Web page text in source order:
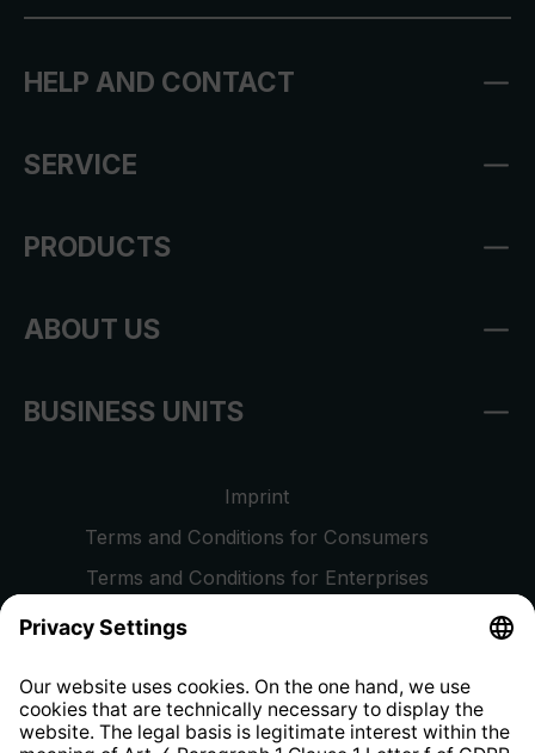
HELP AND CONTACT
SERVICE
PRODUCTS
ABOUT US
BUSINESS UNITS
Imprint
Terms and Conditions for Consumers
Terms and Conditions for Enterprises
Privacy Policy
Whistleblower Protection System
Web Accessibility